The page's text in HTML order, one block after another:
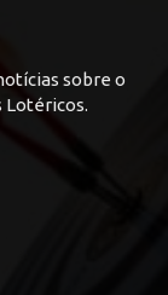
sobre o
Lotéricos.